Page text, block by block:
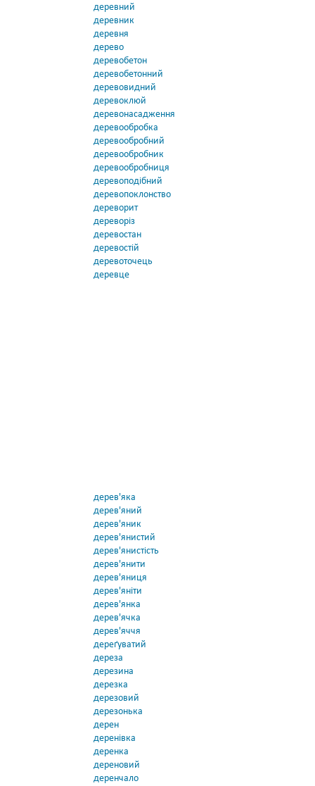
деревний
деревник
деревня
дерево
деревобетон
деревобетонний
деревовидний
деревоклюй
деревонасадження
деревообробка
деревообробний
деревообробник
деревообробниця
деревоподібний
деревопоклонство
дереворит
дереворіз
деревостан
деревостій
деревоточець
деревце
дерев'яка
дерев'яний
дерев'яник
дерев'янистий
дерев'янистість
дерев'янити
дерев'яниця
дерев'яніти
дерев'янка
дерев'ячка
дерев'яччя
дереґуватий
дереза
дерезина
дерезка
дерезовий
дерезонька
дерен
деренівка
деренка
дереновий
деренчало